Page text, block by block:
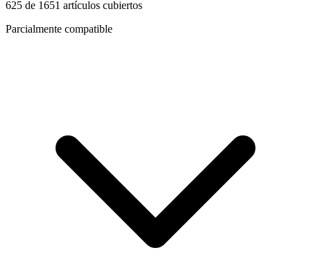
625 de 1651 artículos cubiertos
Parcialmente compatible